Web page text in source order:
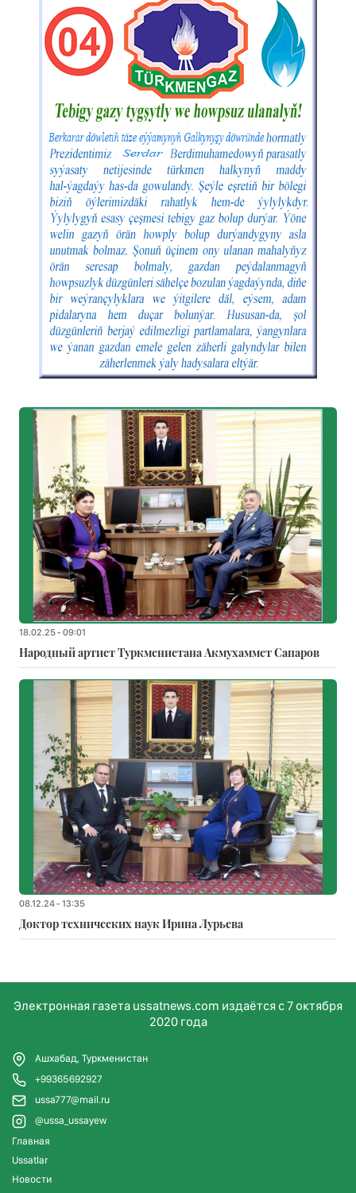
18.02.25 - 09:01
Народный артист Туркменистана Акмухаммет Сапаров
08.12.24 - 13:35
Доктор технических наук Ирина Лурьева
Электронная газета ussatnews.com издаётся с 7 октября
2020 года
Ашхабад, Туркменистан
+99365692927
ussa777@mail.ru
@ussa_ussayew
Главная
Ussatlar
Новости